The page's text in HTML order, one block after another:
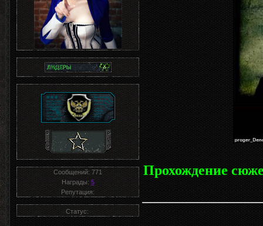
Сообщений: 771
Награды: 5
Репутация:
Статус:
Прохождение